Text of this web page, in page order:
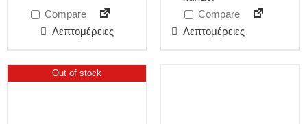
Compare
Λεπτομέρειες
Compare
Λεπτομέρειες
Out of stock